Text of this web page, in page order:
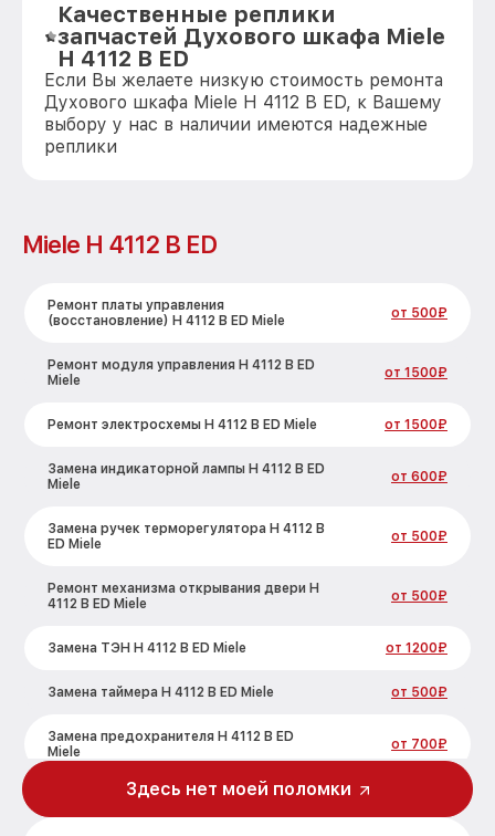
Качественные реплики
запчастей Духового шкафа Miele
H 4112 B ED
Если Вы желаете низкую стоимость ремонта
Духового шкафа Miele H 4112 B ED, к Вашему
выбору у нас в наличии имеются надежные
реплики
Miele H 4112 B ED
Ремонт платы управления
(восстановление) H 4112 B ED Miele
от 500₽
Ремонт модуля управления H 4112 B ED
Miele
от 1500₽
Ремонт электросхемы H 4112 B ED Miele от 1500₽
Замена индикаторной лампы H 4112 B ED
Miele
от 600₽
Замена ручек терморегулятора H 4112 B
ED Miele
от 500₽
Ремонт механизма открывания двери H
4112 B ED Miele
от 500₽
Замена ТЭН H 4112 B ED Miele от 1200₽
Замена таймера H 4112 B ED Miele от 500₽
Замена предохранителя H 4112 B ED
Miele
от 700₽
Замена шнура питания H 4112 B ED Miele
Здесь нет моей поломки